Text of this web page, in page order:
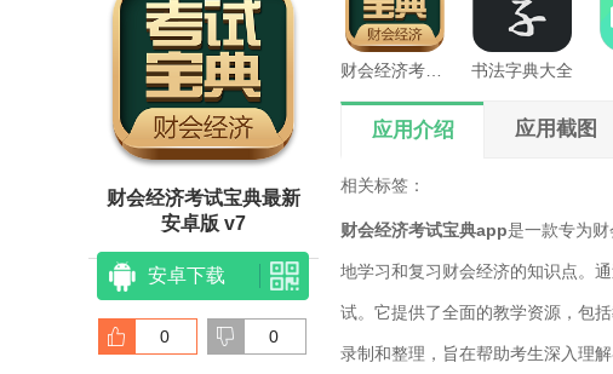
财会经济考试宝典最新
安卓版 v7
安卓下载
0 0
书法字典大全
应用介绍 应用截图
相关标签：
财会经济考试宝典app是一款专为
地学习和复习财会经济的知识点。
试。它提供了全面的教学资源，包
录制和整理，旨在帮助考生深入理